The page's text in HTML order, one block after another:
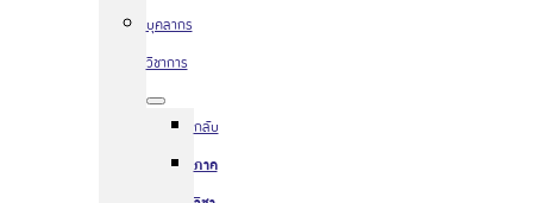
บุคลากร
วิชาการ
กลับ
ภาค